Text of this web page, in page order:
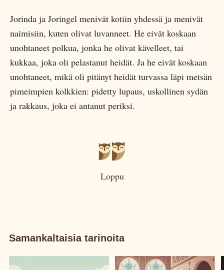
Jorinda ja Joringel menivät kotiin yhdessä ja menivät
naimisiin, kuten olivat luvanneet. He eivät koskaan
unohtaneet polkua, jonka he olivat kävelleet, tai
kukkaa, joka oli pelastanut heidät. Ja he eivät koskaan
unohtaneet, mikä oli pitänyt heidät turvassa läpi metsän
pimeimpien kolkkien: pidetty lupaus, uskollinen sydän
ja rakkaus, joka ei antanut periksi.
Loppu
Samankaltaisia tarinoita